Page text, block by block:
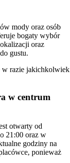
mody oraz osób
bogaty wybór
oraz
gustu.
w razie jakichkolwiek
w centrum
otwarty od
21:00 oraz w
godziny na
ponieważ